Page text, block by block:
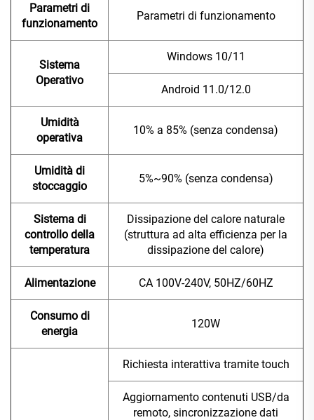
Parametri di
funzionamento
Parametri di funzionamento
Sistema
Operativo
Windows 10/11
Android 11.0/12.0
Umidità
operativa
10% a 85% (senza condensa)
Umidità di
stoccaggio
5%~90% (senza condensa)
Sistema di
controllo della
temperatura
Dissipazione del calore naturale
(struttura ad alta efficienza per la
dissipazione del calore)
Alimentazione CA 100V-240V, 50HZ/60HZ
Consumo di
energia
120W
Richiesta interattiva tramite touch
Aggiornamento contenuti USB/da
remoto, sincronizzazione dati